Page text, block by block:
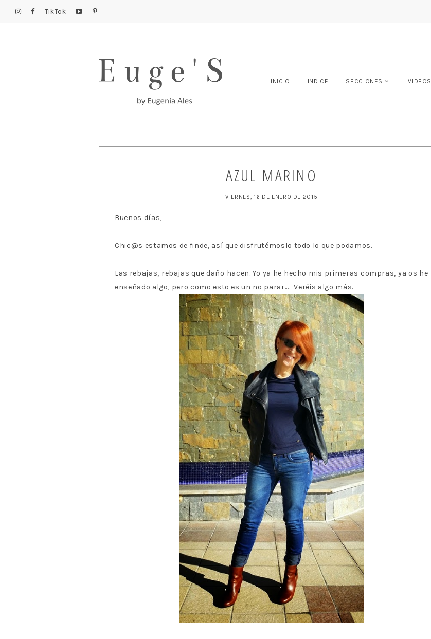
TikTok
INICIO INDICE SECCIONES VIDEOS
AZUL MARINO
VIERNES, 16 DE ENERO DE 2015
Buenos días,
Chic@s estamos de finde, así que disfrutémoslo todo lo que podamos.
Las rebajas, rebajas que daño hacen. Yo ya he hecho mis primeras compras, ya os he
enseñado algo, pero como esto es un no parar.... Veréis algo más.